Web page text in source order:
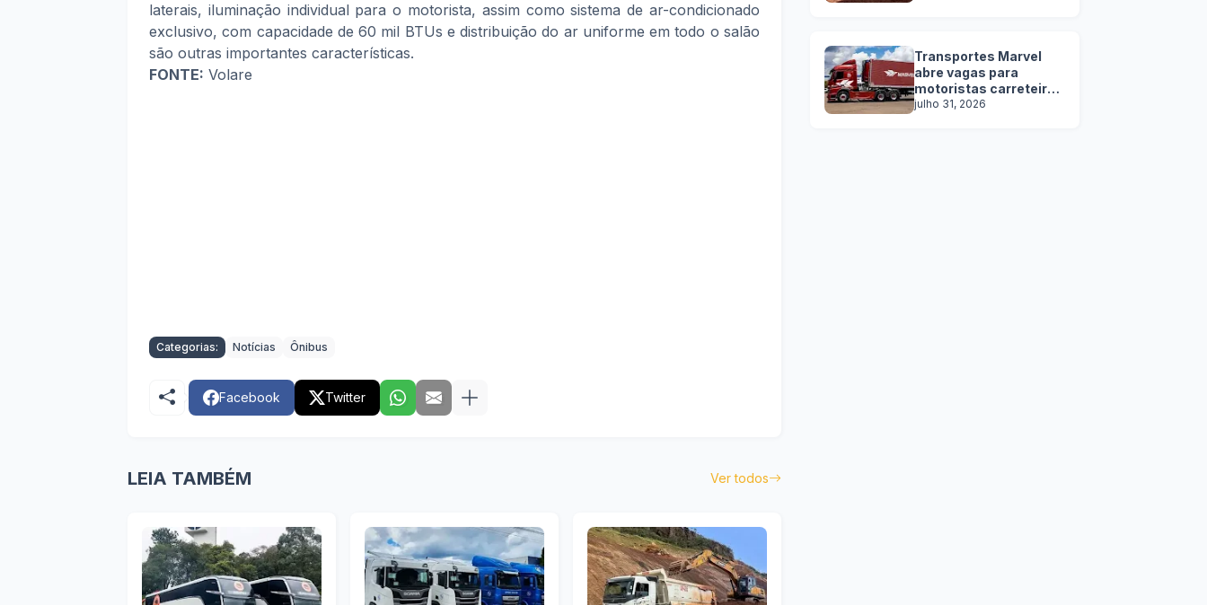
laterais, iluminação individual para o motorista, assim como sistema de ar-condicionado
exclusivo, com capacidade de 60 mil BTUs e distribuição do ar uniforme em todo o salão
são outras importantes características.
FONTE: Volare
Categorias: Notícias Ônibus
Facebook Twitter
LEIA TAMBÉM Ver todos
Transportes Marvel
abre vagas para
motoristas carreteiros
SEM EXPERIÊNCIA
julho 31, 2026